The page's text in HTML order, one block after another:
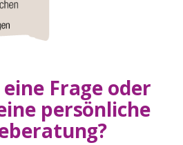
eine Frage oder
persönliche